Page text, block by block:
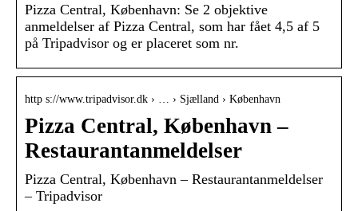
Pizza Central, København: Se 2 objektive
anmeldelser af Pizza Central, som har fået 4,5 af 5
på Tripadvisor og er placeret som nr.
http s://www.tripadvisor.dk › … › Sjælland › København
Pizza Central, København –
Restaurantanmeldelser
Pizza Central, København – Restaurantanmeldelser
– Tripadvisor